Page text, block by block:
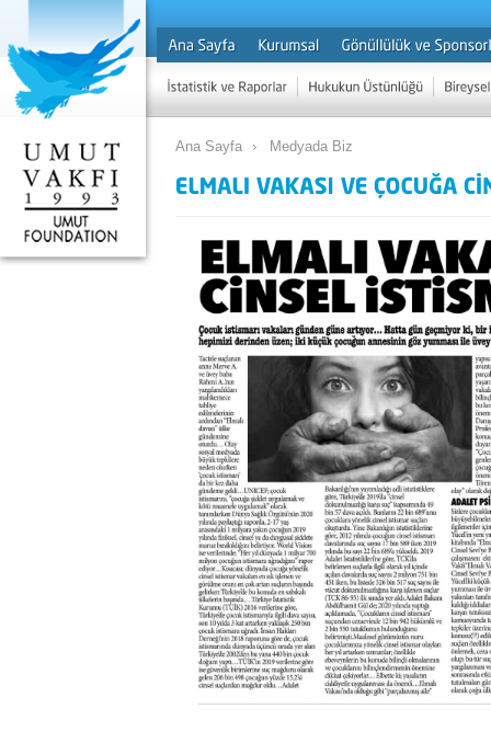
Ana Sayfa Medyada Biz